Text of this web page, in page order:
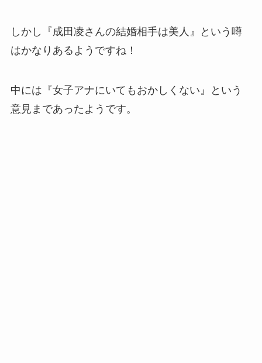
しかし『成田凌さんの結婚相手は美人』という噂
はかなりあるようですね！
中には『女子アナにいてもおかしくない』という
意見まであったようです。